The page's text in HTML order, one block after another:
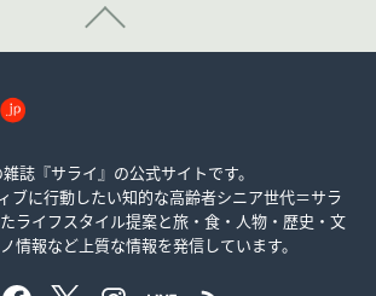
誌『サライ』の公式サイトです。
ブに行動したい知的な高齢者シニア世代＝サラ
ライフスタイル提案と旅・食・人物・歴史・文
情報など上質な情報を発信しています。